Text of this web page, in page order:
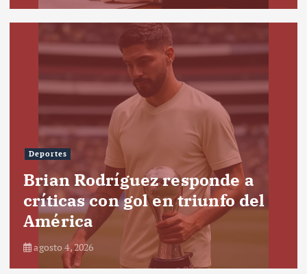
Deportes
Brian Rodríguez responde a
críticas con gol en triunfo del
América
agosto 4, 2026